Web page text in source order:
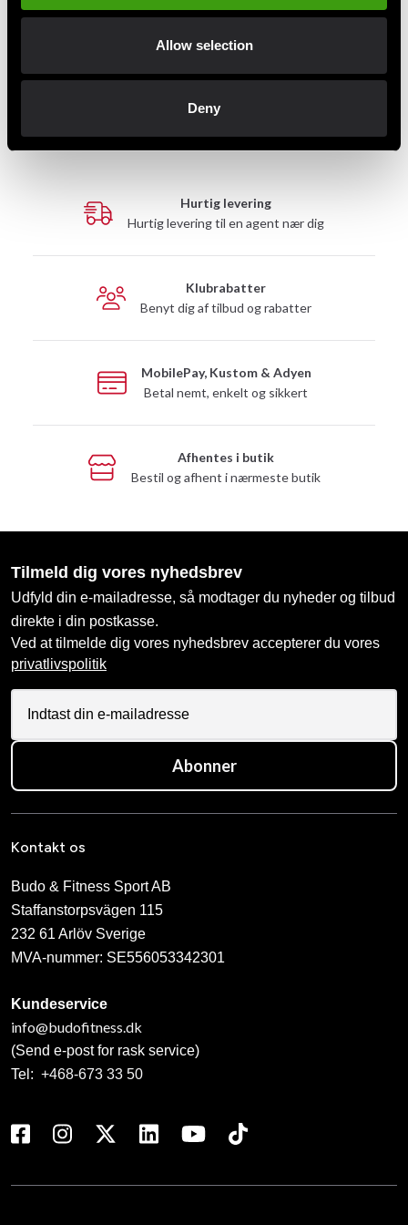
Allow selection
Deny
produkter der fremstilles specielt efter din
forespørgsel, ikke kan returneres.
Den nuværende ventetid for broderier er cirka:
Hurtig levering
Hurtig levering til en agent nær dig
Klubrabatter
Benyt dig af tilbud og rabatter
MobilePay, Kustom & Adyen
Betal nemt, enkelt og sikkert
Afhentes i butik
Bestil og afhent i nærmeste butik
Tilmeld dig vores nyhedsbrev
Udfyld din e-mailadresse, så modtager du nyheder og tilbud
direkte i din postkasse.
Ved at tilmelde dig vores nyhedsbrev accepterer du vores
privatlivspolitik
Abonner
Kontakt os
Budo & Fitness Sport AB
Staffanstorpsvägen 115
232 61 Arlöv Sverige
MVA-nummer: SE556053342301
Kundeservice
info@budofitness.dk
(Send e-post for rask service)
Tel: +468-673 33 50